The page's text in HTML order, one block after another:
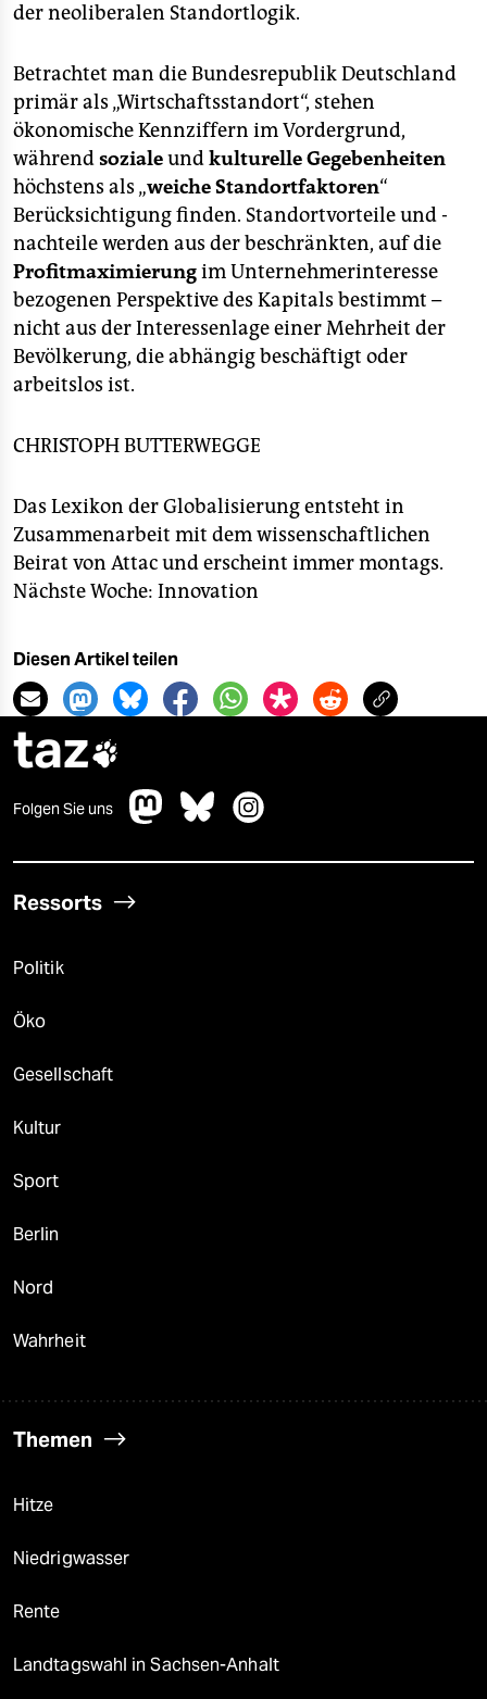
der neoliberalen Standortlogik.
Betrachtet man die Bundesrepublik Deutschland
primär als „Wirtschaftsstandort“, stehen
ökonomische Kennziffern im Vordergrund,
währendsozialeundkulturelle Gegebenheiten
höchstens als „weiche Standortfaktoren“
Berücksichtigung finden. Standortvorteile und -
nachteile werden aus der beschränkten, auf die
Profitmaximierungim Unternehmerinteresse
bezogenen Perspektive des Kapitals bestimmt –
nicht aus der Interessenlage einer Mehrheit der
Bevölkerung, die abhängig beschäftigt oder
arbeitslos ist.
CHRISTOPH BUTTERWEGGE
Das Lexikon der Globalisierung entsteht in
Zusammenarbeit mit dem wissenschaftlichen
Beirat von Attac und erscheint immer montags.
Nächste Woche: Innovation
Diesen Artikel teilen
taz
Folgen Sie uns
Ressorts
Politik
Öko
Gesellschaft
Kultur
Sport
Berlin
Nord
Wahrheit
Themen
Hitze
Niedrigwasser
Rente
Landtagswahl in Sachsen-Anhalt